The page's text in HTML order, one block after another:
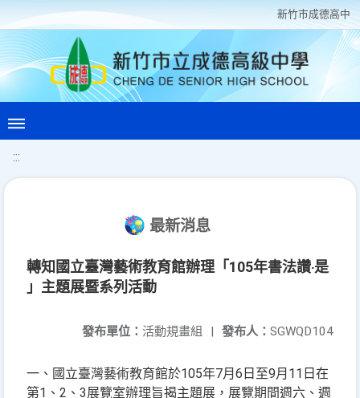
新竹巿成德高中
:::
最新消息
轉知國立臺灣藝術教育館辦理「105年書法讚‧是
」主題展暨系列活動
發布人： SGWQD104
發布單位： 活動規畫組 |
一、國立臺灣藝術教育館於105年7月6日至9月11日在
第1、2、3展覽室辦理旨揭主題展，展覽期間週六、週